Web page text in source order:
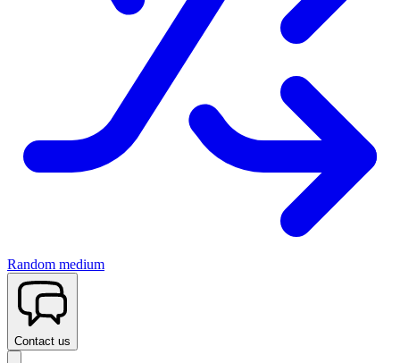
Random medium
Contact us